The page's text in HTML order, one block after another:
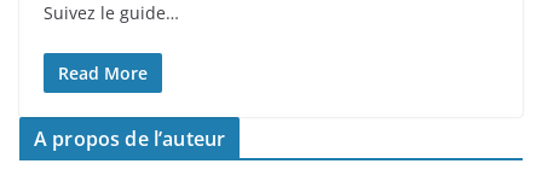
Suivez le guide…
Read More
A propos de l’auteur